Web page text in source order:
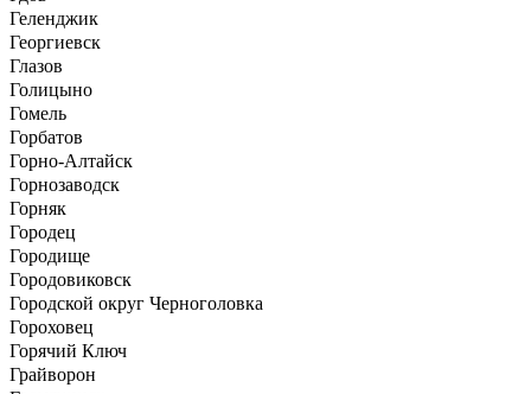
Геленджик
Георгиевск
Глазов
Голицыно
Гомель
Горбатов
Горно-Алтайск
Горнозаводск
Горняк
Городец
Городище
Городовиковск
Городской округ Черноголовка
Гороховец
Горячий Ключ
Грайворон